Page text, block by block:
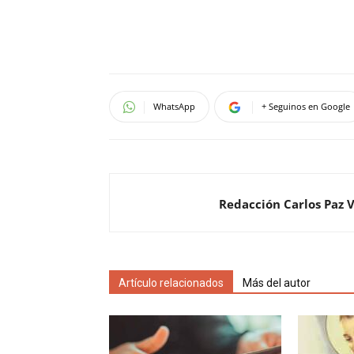
WhatsApp + Seguinos en Google
Redacción Carlos Paz
Artículo relacionados Más del autor